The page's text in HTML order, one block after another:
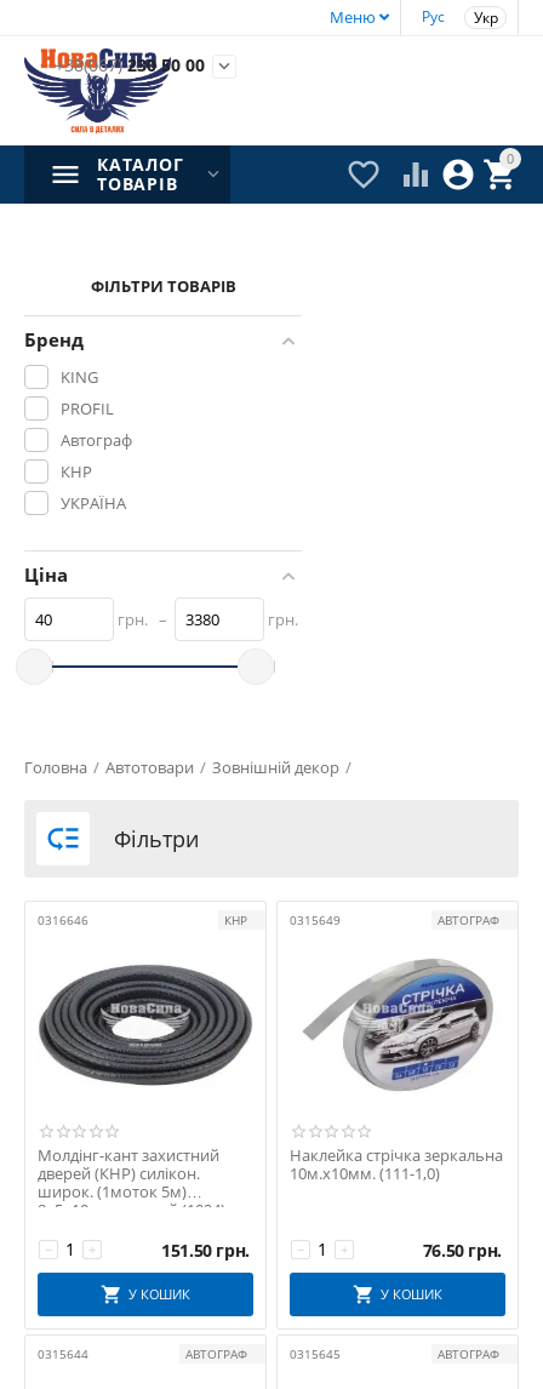
Рус Укр
Меню
+38(067)230 50 00 
0


 
КАТАЛОГ
ТОВАРІВ
ФІЛЬТРИ ТОВАРІВ
Бренд
KING
PROFIL
Автограф
КНР
УКРАЇНА
Ціна
грн. – грн.
Головна / Автотовари / Зовнішній декор /
 Фільтри
0316646 КНР
Молдінг-кант захистний
дверей (КНР) силікон.
широк. (1моток 5м)
8х5х10мм. чорний (1024)
+
− 151.50 грн.
У КОШИК
0315649 АВТОГРАФ
Наклейка стрічка зеркальна
10м.х10мм. (111-1,0)
+
− 76.50 грн.
У КОШИК
0315644 АВТОГРАФ 0315645 АВТОГРАФ